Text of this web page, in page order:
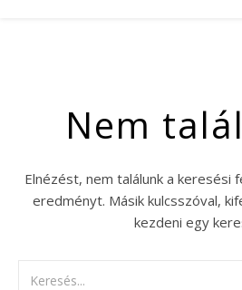
Nem
Elnézést, nem találunk a keresési
eredményt. Másik kulcsszóval,
kezdeni egy